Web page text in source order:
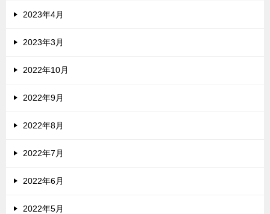
2023年4月
2023年3月
2022年10月
2022年9月
2022年8月
2022年7月
2022年6月
2022年5月